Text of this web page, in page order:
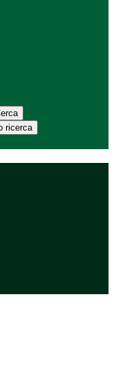
ricerca